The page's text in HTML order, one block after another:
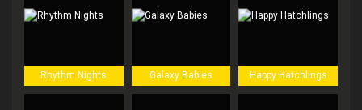
Rhythm Nights Galaxy Babies Happy Hatchlings